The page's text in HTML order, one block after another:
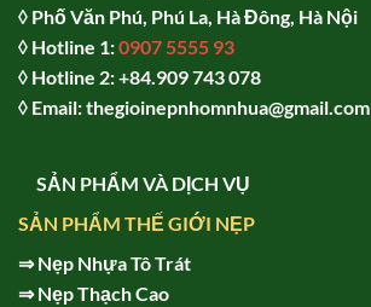
◊ Phố Văn Phú, Phú La, Hà Đông, Hà Nội
◊ Hotline 1:0907 5555 93
◊ Hotline 2:+84.909 743 078
◊ Email: thegioinepnhomnhua@gmail.com
SẢN PHẨM VÀ DỊCH VỤ
SẢN PHẨM THẾ GIỚI NẸP
⇒Nẹp Nhựa Tô Trát
⇒Nẹp Thạch Cao